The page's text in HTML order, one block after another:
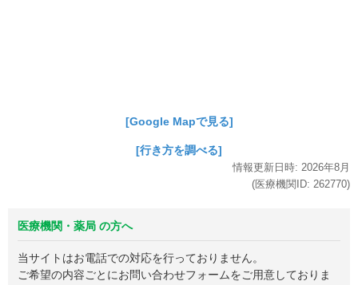
[Google Mapで見る]
[行き方を調べる]
情報更新日時: 2026年8月
(医療機関ID: 262770)
医療機関・薬局 の方へ
当サイトはお電話での対応を行っておりません。
ご希望の内容ごとにお問い合わせフォームをご用意しておりま